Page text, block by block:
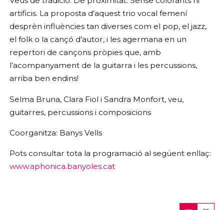
artificis. La proposta d’aquest trio vocal femení
desprèn influències tan diverses com el pop, el jazz,
el folk o la cançó d’autor, i les agermana en un
repertori de cançons pròpies que, amb
l’acompanyament de la guitarra i les percussions,
arriba ben endins!
Selma Bruna, Clara Fiol i Sandra Monfort, veu,
guitarres, percussions i composicions
Coorganitza: Banys Vells
Pots consultar tota la programació al següent enllaç:
www.aphonica.banyoles.cat